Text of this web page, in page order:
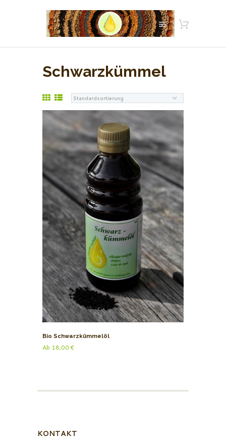
Schwarzkümmel
Bio Schwarzkümmelöl
Ab 18,00€
KONTAKT